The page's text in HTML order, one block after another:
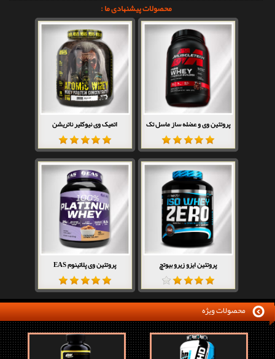
محصولات پیشنهادی ما :
پروتئین وی و عضله ساز ماسل تک اتمیک وی نیوکلیر ناتریشن
پروتئین ایزو زیرو بیوتچ پروتئین وی پلاتینوم EAS
محصولات ویژه